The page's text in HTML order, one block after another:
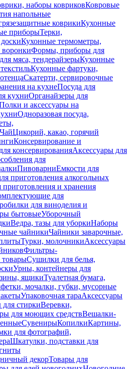
наборы ковриковКовровые
напольные
коврикиКухонные
приборыТерки,
Кухонные термометры,
Формы, приборы для
мяса, тендерайзерыКухонные
Кухонные фартуки,
Скатерти, сервировочные
на кухнеПосуда для
кухниОрганайзеры для
и аксессуары на
Одноразовая посуда,
ЧайЦикорий, какао, горячий
Консервирование и
консервированияАксессуары для
для
ПивоварниЕмкости для
приготовления алкогольных
приготовления и хранения
для
для виноделия и
бытовыеУборочный
Ведра, тазы для уборкиНаборы
чайникиЧайники заварочные,
Турки, молочникиАксессуары
Фильтры-
товарыСушилки для белья,
Урны, контейнеры для
ящикиТуалетная бумага,
мочалки, губки, мусорные
Упаковочная тараАксессуары
для стиркиВеревки,
для моющих средствВешалки-
СувенирыКопилкиКартины,
для фотографий,
Шкатулки, подставки для
декорТовары для